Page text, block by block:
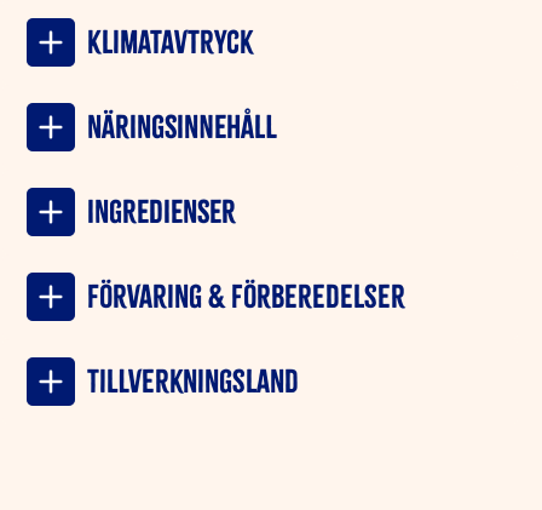
Klimatavtryck
NÄRINGSINNEHÅLL
INGREDIENSER
Förvaring & förberedelser
Tillverkningsland